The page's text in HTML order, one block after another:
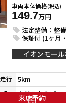
車両本体価格(税込)
149.7万円
法定整備：整
保証付 (1ヶ月
イオンモー
走行 5km
色 クリスタルブラックパール
来店予約